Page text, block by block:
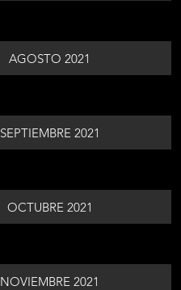
AGOSTO 2021
SEPTIEMBRE 2021
OCTUBRE 2021
NOVIEMBRE 2021